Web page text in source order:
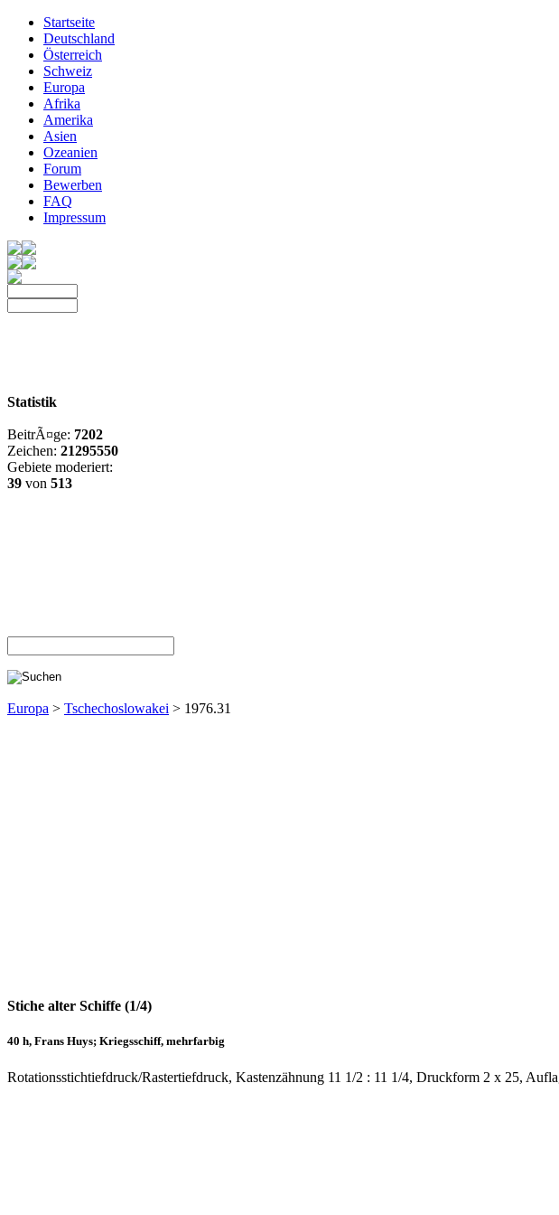
Startseite
Deutschland
Österreich
Schweiz
Europa
Afrika
Amerika
Asien
Ozeanien
Forum
Bewerben
FAQ
Impressum
Statistik
BeitrÃ¤ge: 7202
Zeichen: 21295550
Gebiete moderiert:
39 von 513
Europa > Tschechoslowakei > 1976.31
Stiche alter Schiffe (1/4)
40 h, Frans Huys; Kriegsschiff, mehrfarbig
Rotationsstichtiefdruck/Rastertiefdruck, Kastenzähnung 11 1/2 : 11 1/4, Druckform 2 x 25,